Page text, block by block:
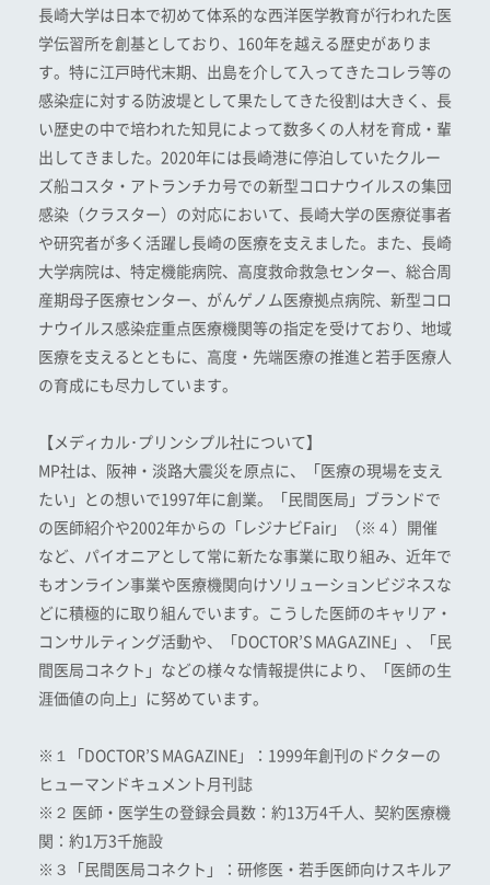
長崎大学は日本で初めて体系的な西洋医学教育が行われた医
学伝習所を創基としており、160年を越える歴史がありま
す。特に江戸時代末期、出島を介して入ってきたコレラ等の
感染症に対する防波堤として果たしてきた役割は大きく、長
い歴史の中で培われた知見によって数多くの人材を育成・輩
出してきました。2020年には長崎港に停泊していたクルー
ズ船コスタ・アトランチカ号での新型コロナウイルスの集団
感染（クラスター）の対応において、長崎大学の医療従事者
や研究者が多く活躍し長崎の医療を支えました。また、長崎
大学病院は、特定機能病院、高度救命救急センター、総合周
産期母子医療センター、がんゲノム医療拠点病院、新型コロ
ナウイルス感染症重点医療機関等の指定を受けており、地域
医療を支えるとともに、高度・先端医療の推進と若手医療人
の育成にも尽力しています。
【メディカル･プリンシプル社について】
MP社は、阪神・淡路大震災を原点に、「医療の現場を支え
たい」との想いで1997年に創業。「民間医局」ブランドで
の医師紹介や2002年からの「レジナビFair」（※４）開催
など、パイオニアとして常に新たな事業に取り組み、近年で
もオンライン事業や医療機関向けソリューションビジネスな
どに積極的に取り組んでいます。こうした医師のキャリア・
コンサルティング活動や、「DOCTOR’S MAGAZINE」、「民
間医局コネクト」などの様々な情報提供により、「医師の生
涯価値の向上」に努めています。
※１「DOCTOR’S MAGAZINE」：1999年創刊のドクターの
ヒューマンドキュメント月刊誌
※２ 医師・医学生の登録会員数：約13万4千人、契約医療機
関：約1万3千施設
※３「民間医局コネクト」：研修医・若手医師向けスキルア